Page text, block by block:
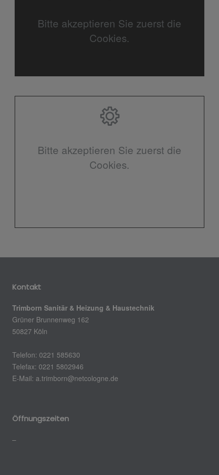
Bitte akzeptieren Sie zuerst die
Cookies.
Bitte akzeptieren Sie zuerst die
Cookies.
Kontakt
Trimborn Sanitär & Heizung & Haustechnik
Grüner Brunnenweg 162
50827 Köln
Telefon: 0221 585630
Telefax: 0221 5802946
E-Mail: a.trimborn@netcologne.de
Öffnungszeiten
–